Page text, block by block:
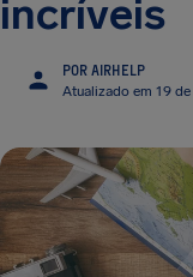
incríveis
POR AIRHELP
Atualizado em 19